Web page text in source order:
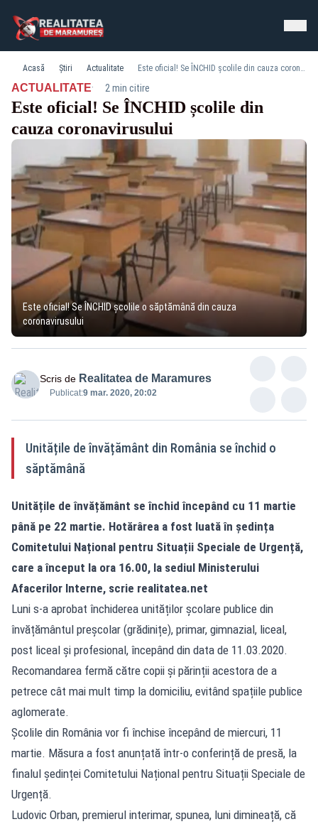
Acasă Știri Actualitate Este oficial! Se ÎNCHID școlile din cauza coronavirusului
ACTUALITATE· 2 min citire
Este oficial! Se ÎNCHID școlile din
cauza coronavirusului
Este oficial! Se ÎNCHID școlile o săptămână din cauza
coronavirusului
Scris de Realitatea de Maramures
Publicat:9 mar. 2020, 20:02
Unitățile de învățământ din România se închid o
săptămână
Unitățile de învățământ se închid începând cu 11 martie
până pe 22 martie. Hotărârea a fost luată în ședința
Comitetului Național pentru Situații Speciale de Urgență,
care a început la ora 16.00, la sediul Ministerului
Afacerilor Interne, scrie realitatea.net
Luni s-a aprobat închiderea unităților școlare publice din
învățământul preșcolar (grădinițe), primar, gimnazial, liceal,
post liceal și profesional, începând din data de 11.03.2020.
Recomandarea fermă către copii și părinții acestora de a
petrece cât mai mult timp la domiciliu, evitând spațiile publice
aglomerate.
Școlile din România vor fi închise începând de miercuri, 11
martie. Măsura a fost anunțată într-o conferință de presă, la
finalul ședinței Comitetului Național pentru Situații Speciale de
Urgență.
Ludovic Orban, premierul interimar, spunea, luni dimineață, că